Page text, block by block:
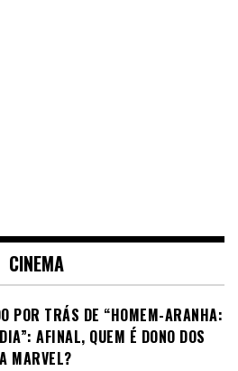
CINEMA
POR TRÁS DE “HOMEM-ARANHA:
AFINAL, QUEM É DONO DOS
MARVEL?